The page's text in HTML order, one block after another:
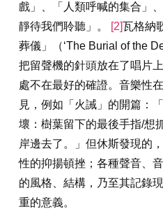
戲」、「人類呼喊的集合」
靜待我們聆聽」。
[2]瓦格納
葬儀」（‘The Burial of the
把留聲機的針頭放在了唱片
處不在最好的確證。音樂性
見，例如「火誡」的開篇：
壞：樹葉留下的最後手指/想
岸邊去了。」但休斯發現的
性的抑揚頓挫；各種聲音、
的風格、結構，乃至其記錄
重的意義。